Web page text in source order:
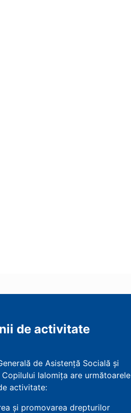
de activitate
de Asistență Socială și
Ialomița are următoarele
activitate:
și promovarea drepturilor